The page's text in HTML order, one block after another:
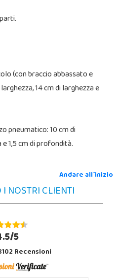
(con braccio abbassato e
14 cm di larghezza e
pneumatico: 10 cm di
1,5 cm di profondità.
Andare all´inizio
NOSTRI CLIENTI
5
Recensioni